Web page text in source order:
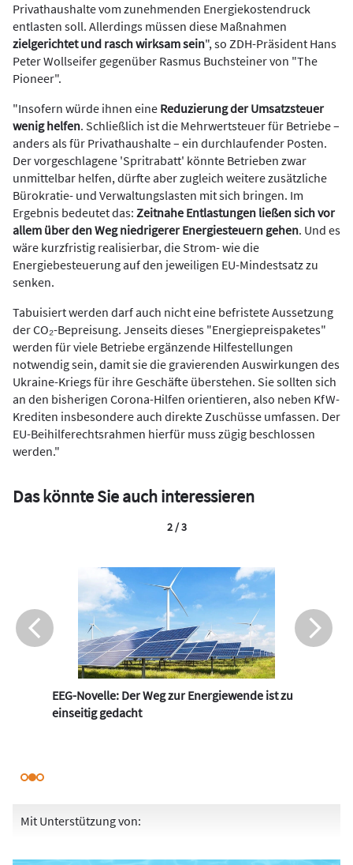
Privathaushalte vom zunehmenden Energiekostendruck
entlasten soll. Allerdings müssen diese Maßnahmen
zielgerichtet und rasch wirksam sein", so ZDH-Präsident Hans
Peter Wollseifer gegenüber Rasmus Buchsteiner von "The
Pioneer".
"Insofern würde ihnen eine Reduzierung der Umsatzsteuer
wenig helfen. Schließlich ist die Mehrwertsteuer für Betriebe –
anders als für Privathaushalte – ein durchlaufender Posten.
Der vorgeschlagene 'Spritrabatt' könnte Betrieben zwar
unmittelbar helfen, dürfte aber zugleich weitere zusätzliche
Bürokratie- und Verwaltungslasten mit sich bringen. Im
Ergebnis bedeutet das: Zeitnahe Entlastungen ließen sich vor
allem über den Weg niedrigerer Energiesteuern gehen. Und es
wäre kurzfristig realisierbar, die Strom- wie die
Energiebesteuerung auf den jeweiligen EU-Mindestsatz zu
senken.
Tabuisiert werden darf auch nicht eine befristete Aussetzung
der CO₂-Bepreisung. Jenseits dieses "Energiepreispaketes"
werden für viele Betriebe ergänzende Hilfestellungen
notwendig sein, damit sie die gravierenden Auswirkungen des
Ukraine-Kriegs für ihre Geschäfte überstehen. Sie sollten sich
an den bisherigen Corona-Hilfen orientieren, also neben KfW-
Krediten insbesondere auch direkte Zuschüsse umfassen. Der
EU-Beihilferechtsrahmen hierfür muss zügig beschlossen
werden."
Das könnte Sie auch interessieren
EEG-Novelle: Der Weg zur Energiewende ist zu
einseitig gedacht
2 / 3
Mit Unterstützung von: